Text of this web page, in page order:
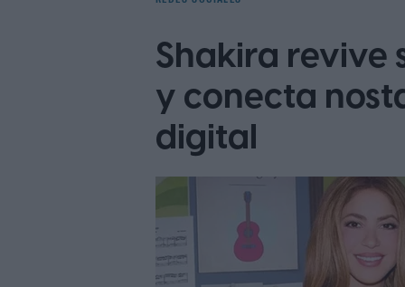
Shakira revive
y conecta
digital